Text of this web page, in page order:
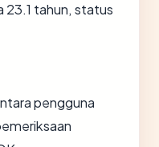
23.1 tahun, status
pengguna